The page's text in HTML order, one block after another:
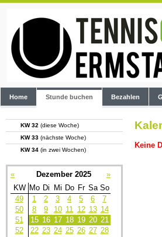
Home Stunde buchen Bezahlen
KW 32 (diese Woche)
KW 33 (nächste Woche)
KW 34 (in zwei Wochen)
« Dezember 2025
»
KW Mo Di Mi Do Fr Sa So
49
1 2 3 4 5 6
7
50
8 9 10 11 12 13 14
51
15 16 17 18 19 20 21
52
22 23 24 25 26 27 28
Keine